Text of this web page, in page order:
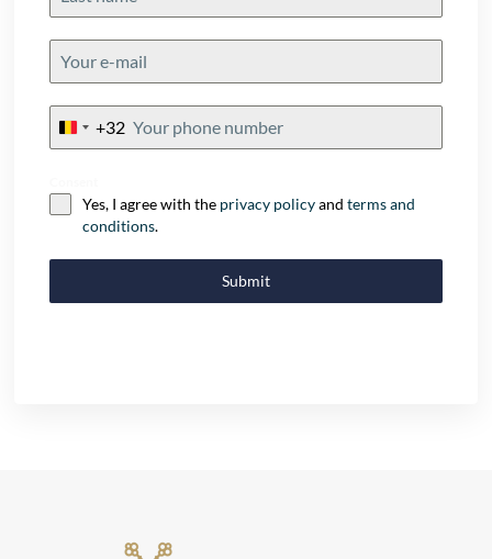
Belgium
+32
Yes, I agree with the privacy policyandterms and
conditions.
Submit